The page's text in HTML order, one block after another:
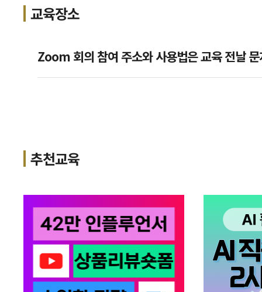
교육장소
Zoom 회의 참여 주소와 사용법은 교육 전날
추천교육